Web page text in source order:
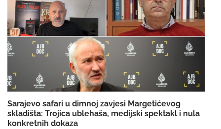
Sarajevo safari u dimnoj zavjesi Margetićevog
skladišta: Trojica ublehaša, medijski spektakl i nula
konkretnih dokaza